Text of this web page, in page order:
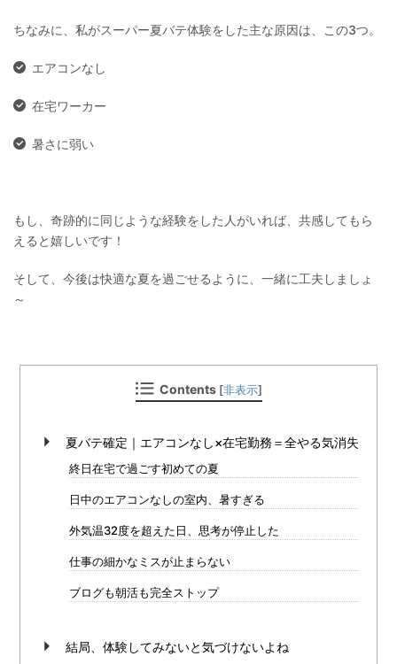
ちなみに、私がスーパー夏バテ体験をした主な原因は、この3つ。
エアコンなし
在宅ワーカー
暑さに弱い
もし、奇跡的に同じような経験をした人がいれば、共感してもら
えると嬉しいです！
そして、今後は快適な夏を過ごせるように、一緒に工夫しましょ
～
Contents [非表示]
夏バテ確定｜エアコンなし×在宅勤務＝全やる気消失
終日在宅で過ごす初めての夏
日中のエアコンなしの室内、暑すぎる
外気温32度を超えた日、思考が停止した
仕事の細かなミスが止まらない
ブログも朝活も完全ストップ
結局、体験してみないと気づけないよね